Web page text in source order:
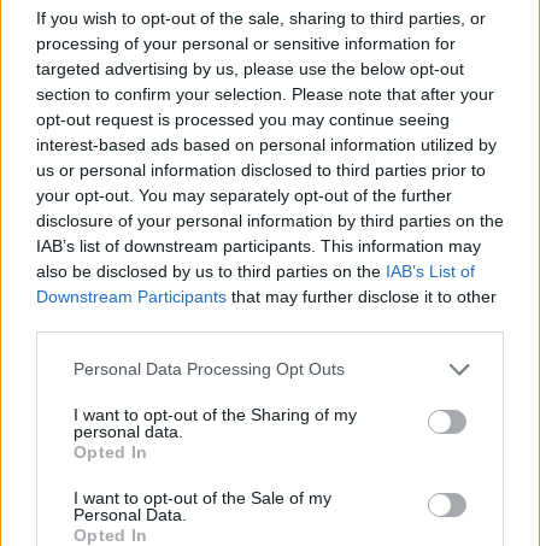
If you wish to opt-out of the sale, sharing to third parties, or
processing of your personal or sensitive information for
targeted advertising by us, please use the below opt-out
section to confirm your selection. Please note that after your
opt-out request is processed you may continue seeing
interest-based ads based on personal information utilized by
us or personal information disclosed to third parties prior to
your opt-out. You may separately opt-out of the further
disclosure of your personal information by third parties on the
IAB’s list of downstream participants. This information may
also be disclosed by us to third parties on the IAB’s List of
Downstream Participants that may further disclose it to other
Please note that this website/app uses one or more Google
not limited to your visit or usage behaviour. You may click to
grant or deny consent to Google and its third-party tags to
use your data for below specified purposes in below Google
consent section.
Personal Data Processing Opt Outs
I want to opt-out of the Sharing of my
personal data.
Opted In
I want to opt-out of the Sale of my
Personal Data.
Opted In
μετά από μια παρ’ ολίγον σύγκρουση με ένα
ελικόπτερο.
«Αυτό που κανονικά θα ήταν ανησυχητικό σε
οποιοδήποτε άλλο αεροδρόμιο της χώρας έχει
γίνει συνηθισμένο στο αεροδρόμιο της
Ουάσινγκτον».
Πηγές που γνωρίζουν την έρευνα επιβεβαίωσαν
την Πέμπτη στο CBS News και το ABC News ότι
κουτιά – ανακτήθηκαν από το αεροσκάφος που
συνετρίβη και θα αναλυθούν από το Εθνικό
Συμβούλιο Ασφάλειας Μεταφορών, το οποίο